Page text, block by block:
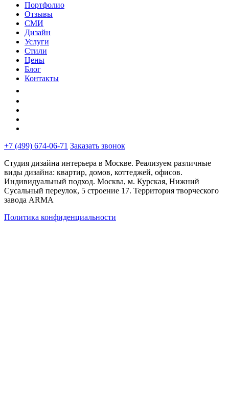
Портфолио
Отзывы
СМИ
Дизайн
Услуги
Стили
Цены
Блог
Контакты
+7 (499) 674-06-71 Заказать звонок
Студия дизайна интерьера в Москве. Реализуем различные
виды дизайна: квартир, домов, коттеджей, офисов.
Индивидуальный подход. Москва, м. Курская, Нижний
Сусальный переулок, 5 строение 17. Территория творческого
завода ARMA
Политика конфиденциальности